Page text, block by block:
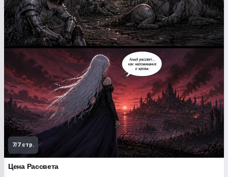
7/7 стр.
Цена Рассвета